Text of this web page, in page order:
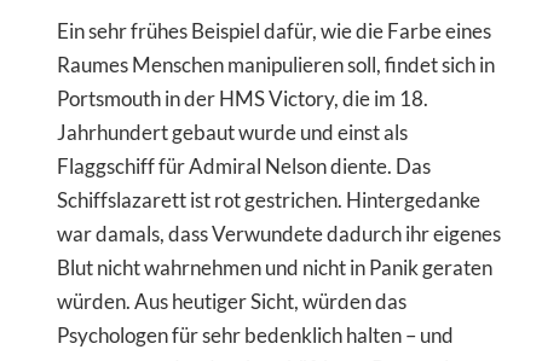
Ein sehr frühes Beispiel dafür, wie die Farbe eines
Raumes Menschen manipulieren soll, findet sich in
Portsmouth in der HMS Victory, die im 18.
Jahrhundert gebaut wurde und einst als
Flaggschiff für Admiral Nelson diente. Das
Schiffslazarett ist rot gestrichen. Hintergedanke
war damals, dass Verwundete dadurch ihr eigenes
Blut nicht wahrnehmen und nicht in Panik geraten
würden. Aus heutiger Sicht, würden das
Psychologen für sehr bedenklich halten – und